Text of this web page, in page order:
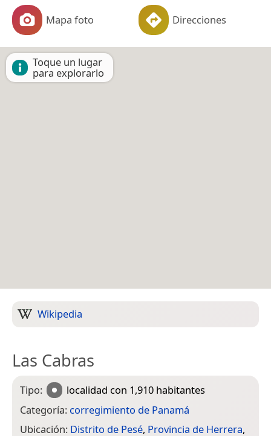
Mapa foto Direcciones
Toque un lugar
para explorarlo
Wikipedia
Las Cabras
Tipo: localidad con 1,910 habitantes
Categoría: corregimiento de Panamá
Ubicación: Distrito de Pesé, Provincia de Herrera,